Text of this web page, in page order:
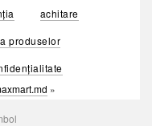
achitare
produselor
»